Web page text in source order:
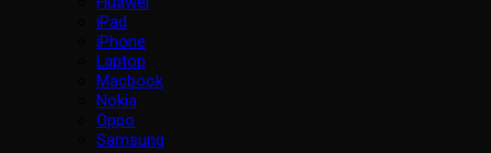
iPad
iPhone
Laptop
Macbook
Nokia
Oppo
Samsung